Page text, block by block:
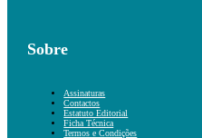
Sobre
Assinaturas
Contactos
Estatuto Editorial
Ficha Técnica
Termos e Condições